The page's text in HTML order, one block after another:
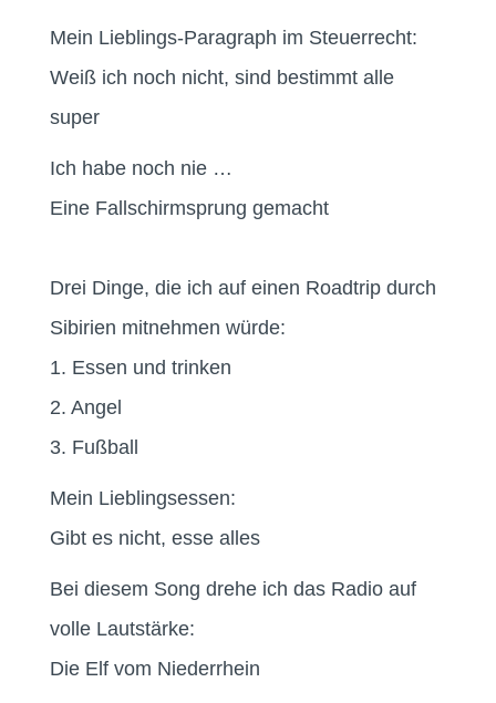
Mein Lieblings-Paragraph im Steuerrecht:
Weiß ich noch nicht, sind bestimmt alle
super
Ich habe noch nie …
Eine Fallschirmsprung gemacht
Drei Dinge, die ich auf einen Roadtrip durch
Sibirien mitnehmen würde:
1. Essen und trinken
2. Angel
3. Fußball
Mein Lieblingsessen:
Gibt es nicht, esse alles
Bei diesem Song drehe ich das Radio auf
volle Lautstärke:
Die Elf vom Niederrhein